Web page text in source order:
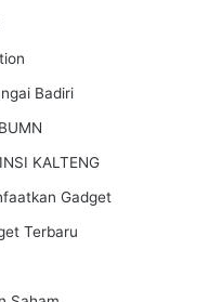
Badiri
KALTENG
Gadget
Terbaru